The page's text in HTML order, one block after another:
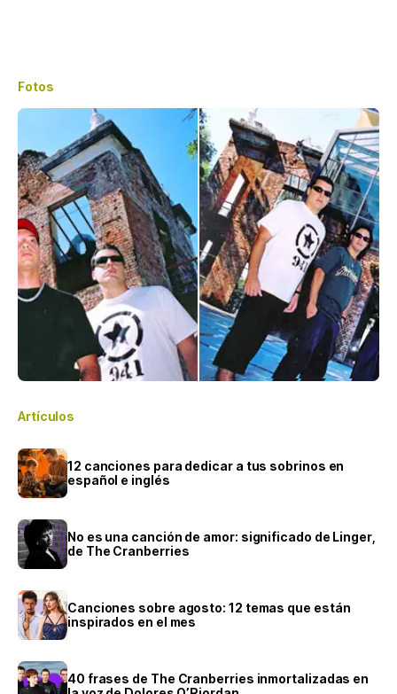
Fotos
Artículos
12 canciones para dedicar a tus sobrinos en
español e inglés
No es una canción de amor: significado de Linger,
de The Cranberries
Canciones sobre agosto: 12 temas que están
inspirados en el mes
40 frases de The Cranberries inmortalizadas en